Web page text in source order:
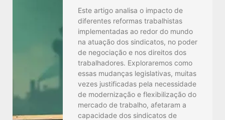
Este artigo analisa o impacto de
diferentes reformas trabalhistas
implementadas ao redor do mundo
na atuação dos sindicatos, no poder
de negociação e nos direitos dos
trabalhadores. Exploraremos como
essas mudanças legislativas, muitas
vezes justificadas pela necessidade
de modernização e flexibilização do
mercado de trabalho, afetaram a
capacidade dos sindicatos de